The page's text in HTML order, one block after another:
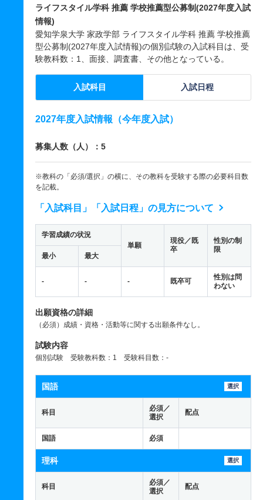
ライフスタイル学科 推薦 学校推薦型公募制(2027年度入試
情報)
愛知学泉大学 家政学部 ライフスタイル学科 推薦 学校推薦
型公募制(2027年度入試情報)の個別試験の入試科目は、受
験教科数：1、面接、調査書、その他となっている。
入試科目 入試日程
2027年度入試情報（今年度入試）
募集人数（人）：5
※教科の「必須/選択」の横に、その教科を受験する際の必要科目数
を記載。
「入試科目」「入試日程」の見方について
学習成績の状況
単願
現役／既
卒
性別の制
限
最小 最大
- - - 既卒可
性別は問
わない
出願資格の詳細
（必須）成績・資格・活動等に関する出願条件なし。
試験内容
個別試験 受験教科数：1 受験科目数：-
国語 選択
科目
必須／
選択
配点
国語 必須
理科 選択
科目
必須／
選択
配点